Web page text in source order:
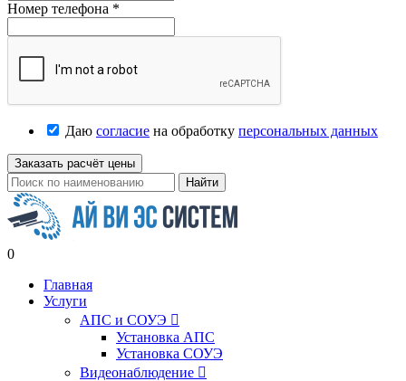
Номер телефона *
Даю согласие на обработку персональных данных
Заказать расчёт цены
Найти
0
Главная
Услуги
АПС и СОУЭ 
Установка АПС
Установка СОУЭ
Видеонаблюдение 